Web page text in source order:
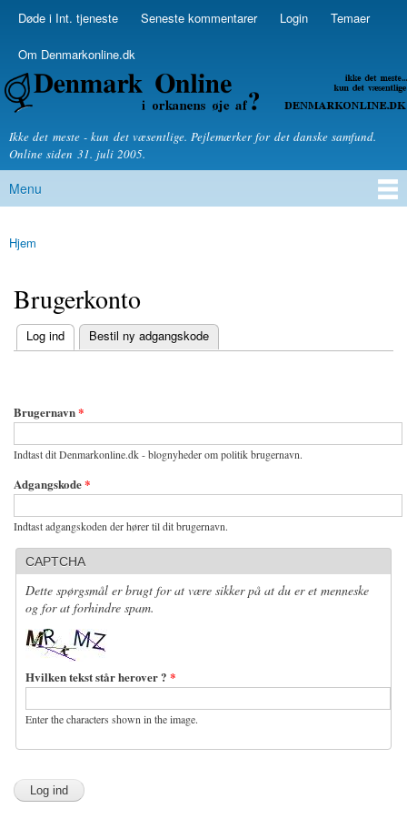
Skip to
Secondary menu
Døde i Int. tjeneste Seneste kommentarer Login Temaer
Om Denmarkonline.dk
Denmarkonline.dk - blognyheder om politik
Ikke det meste - kun det væsentlige. Pejlemærker for det danske samfund.
Online siden 31. juli 2005.
Main menu
Menu
You are here
Hjem
Brugerkonto
Primary tabs
Log ind
(active tab) Bestil ny adgangskode
Brugernavn*
Indtast dit Denmarkonline.dk - blognyheder om politik brugernavn.
Adgangskode*
Indtast adgangskoden der hører til dit brugernavn.
CAPTCHA
Dette spørgsmål er brugt for at være sikker på at du er et menneske
og for at forhindre spam.
Hvilken tekst står herover ? *
Enter the characters shown in the image.